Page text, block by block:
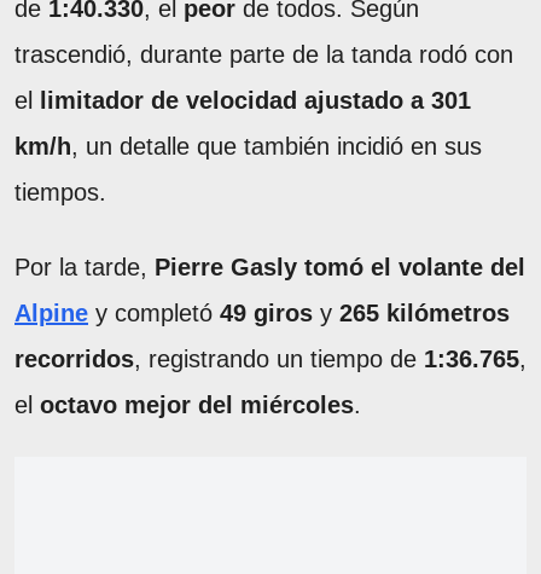
de 1:40.330, el peor de todos. Según
trascendió, durante parte de la tanda rodó con
el
limitador de velocidad ajustado a 301
km/h, un detalle que también incidió en sus
tiempos.
Por la tarde, Pierre Gasly tomó el volante del
Alpine y completó 49 giros y 265 kilómetros
recorridos, registrando un tiempo de 1:36.765,
el octavo mejor del miércoles.